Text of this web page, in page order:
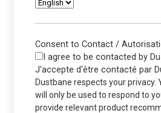
Consent to Contact /
I agree to be contacted by
J'accepte d'être contacté par
Dustbane respects your privacy.
will only be used to respond to
provide relevant product